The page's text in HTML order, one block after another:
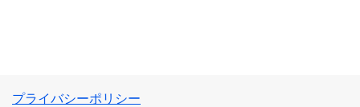
プライバシーポリシー